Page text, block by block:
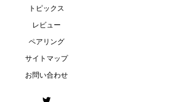
トピックス
レビュー
ペアリング
サイトマップ
お問い合わせ